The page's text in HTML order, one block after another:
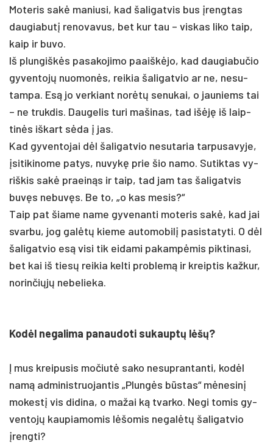
Mo­te­ris sakė ma­niu­si, kad ša­li­gat­vis bus įreng­tas
dau­gia­butį re­no­va­vus, bet kur tau – vis­kas li­ko taip,
kaip ir bu­vo.
Iš plun­giškės pa­sa­ko­ji­mo paaiškė­jo, kad dau­gia­bu­čio
gy­ven­tojų nuo­monės, rei­kia ša­li­gat­vio ar ne, ne­su­
tam­pa. Esą jo ver­kiant norėtų se­nu­kai, o jau­niems tai
– ne truk­dis. Dau­ge­lis tu­ri ma­ši­nas, tad išėję iš laip­
tinės iš­kart sėda į jas.
Kad gy­ven­to­jai dėl ša­li­gat­vio ne­su­ta­ria tar­pu­sa­vy­je,
įsi­ti­ki­no­me pa­tys, nu­vykę prie šio na­mo. Su­tik­tas vy­
riš­kis sakė praeinąs ir taip, tad jam tas ša­li­gat­vis
buvęs ne­buvęs. Be to, „o kas me­sis?“
Taip pat šia­me na­me gy­ve­nan­ti­ mo­te­ris sakė, kad jai
svar­bu, jog galėtų kie­me au­to­mo­bilį pa­si­sta­ty­ti. O dėl
ša­li­gat­vio esą vi­si tik ei­da­mi pa­kampė­mis pik­ti­na­si,
bet kai iš tiesų rei­kia kel­ti pro­blemą ir kreip­tis kaž­kur,
no­rin­čiųjų ne­be­lie­ka.
Kodėl ne­ga­li­ma pa­nau­do­ti su­kauptų lėšų?
Į mus krei­pu­sis mo­čiutė sa­ko ne­sup­ran­tan­ti, kodėl
namą ad­mi­nist­ruo­jan­tis „Plungės būstas“ mėne­sinį
mo­kestį vis di­di­na, o ma­žai ką tvar­ko. Ne­gi to­mis gy­
ven­tojų kau­pia­mo­mis lėšo­mis ne­galėtų ša­li­gat­vio
įreng­ti?